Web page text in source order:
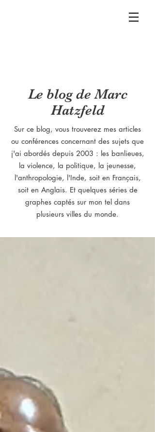
Le blog de Marc
Hatzfeld
Sur ce blog, vous trouverez mes articles
ou conférences concernant des sujets que
j'ai abordés depuis 2003 : les banlieues,
la violence, la politique, la jeunesse,
l'anthropologie, l'Inde, soit en Français,
soit en Anglais. Et quelques séries de
graphes captés sur mon tel dans
plusieurs villes du monde.